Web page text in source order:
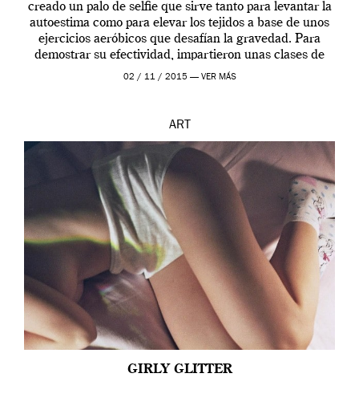
creado un palo de selfie que sirve tanto para levantar la
autoestima como para elevar los tejidos a base de unos
ejercicios aeróbicos que desafían la gravedad. Para
demostrar su efectividad, impartieron unas clases de
prueba en el Tate […]
02 / 11 / 2015 — VER MÁS
ART
GIRLY GLITTER